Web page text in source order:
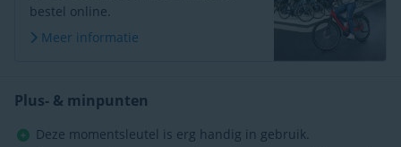
bestel online.
Meer informatie
Plus- & minpunten
Deze momentsleutel is erg handig in gebruik.